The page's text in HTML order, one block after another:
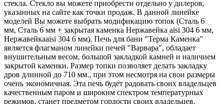
стекла. Стекло вы можете приобрести отдельно у дилеров,
указанных на сайте как точки продаж. В данной линейке
моделей Вы можете выбрать модификацию топок (Сталь 6
мм, Сталь 6 мм + закрытая каменка Нержавейка aisi 304 6 мм,
Нержавейкаaisi 304 6 мм). Печь для бани "Терма Каменка"
является флагманом линейки печей "Варвара", обладает
внушительным весом, большой закладкой камней и наличием
закрытой каменки. Размер топки позволяет делать закладку
дров длинной до 710 мм., при этом несмотря на свои размеры
очень экономичная. Эта печь будет радовать своих владельцев
качественным паром и широким спектром температурных
режимов, станет предметом гордости своих владельцев.